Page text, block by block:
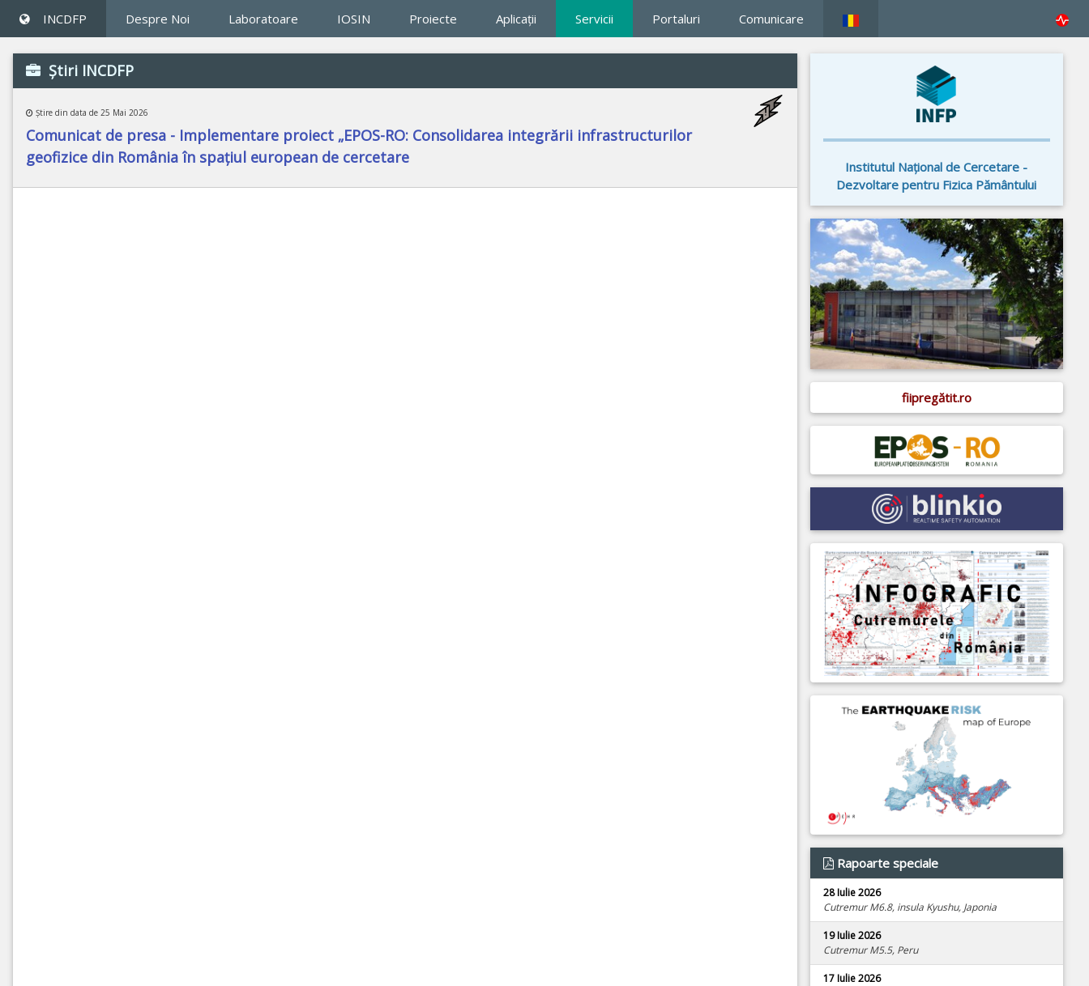
INCDFP Despre Noi Laboratoare IOSIN Proiecte Aplicaţii Servicii Portaluri Comunicare
Ştiri INCDFP
Ştire din data de 25 Mai 2026
Comunicat de presa - Implementare proiect „EPOS-RO: Consolidarea integrării infrastructurilor
geofizice din România în spațiul european de cercetare
Institutul Naţional de Cercetare -
Dezvoltare pentru Fizica Pământului
fiipregătit.ro
Rapoarte speciale
28 Iulie 2026
Cutremur M6.8, insula Kyushu, Japonia
19 Iulie 2026
Cutremur M5.5, Peru
17 Iulie 2026